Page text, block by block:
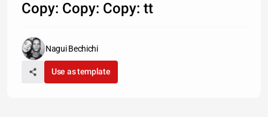
Copy: Copy: Copy: tt
Nagui Bechichi
Use as template